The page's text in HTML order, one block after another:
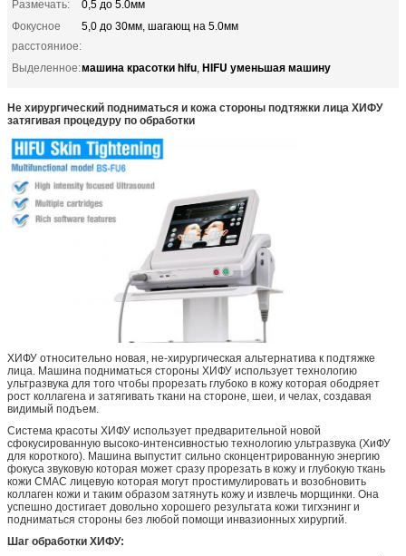
Размечать:
0,5 до 5.0мм
Фокусное
расстояниое:
5,0 до 30мм, шагающ на 5.0мм
Выделенное:машина красотки hifu, HIFU уменьшая машину
Не хирургический подниматься и кожа стороны подтяжки лица ХИФУ
затягивая процедуру по обработки
ХИФУ относительно новая, не-хирургическая альтернатива к подтяжке
лица. Машина подниматься стороны ХИФУ использует технологию
ультразвука для того чтобы прорезать глубоко в кожу которая ободряет
рост коллагена и затягивать ткани на стороне, шеи, и челах, создавая
видимый подъем.
Система красоты ХИФУ использует предварительной новой
сфокусированную высоко-интенсивностью технологию ультразвука (ХиФУ
для короткого). Машина выпустит сильно сконцентрированную энергию
фокуса звуковую которая может сразу прорезать в кожу и глубокую ткань
кожи СМАС лицевую которая могут простимулировать и возобновить
коллаген кожи и таким образом затянуть кожу и извлечь морщинки. Она
успешно достигает довольно хорошего результата кожи тигхэнинг и
подниматься стороны без любой помощи инвазионных хирургий.
Шаг обработки ХИФУ: